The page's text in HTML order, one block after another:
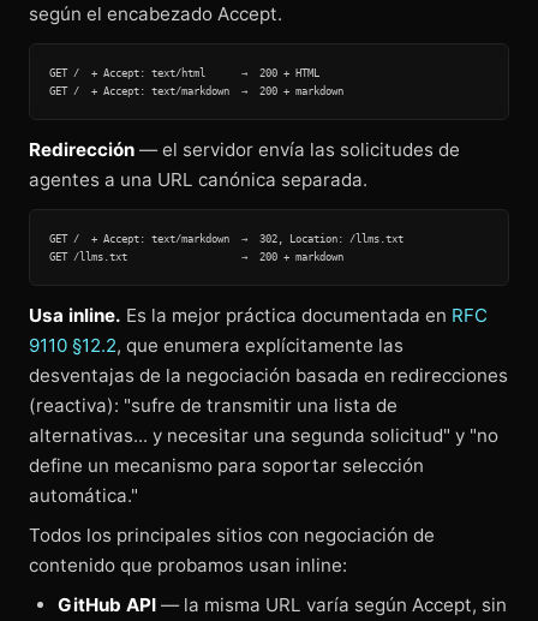
según el encabezado Accept.
GET /  + Accept: text/html      →  200 + HTML
Redirección — el servidor envía las solicitudes de
agentes a una URL canónica separada.
GET /  + Accept: text/markdown  →  302, Location: /llms.txt
Usa inline. Es la mejor práctica documentada en RFC
9110 §12.2, que enumera explícitamente las
desventajas de la negociación basada en redirecciones
(reactiva): "sufre de transmitir una lista de
alternativas... y necesitar una segunda solicitud" y "no
define un mecanismo para soportar selección
automática."
Todos los principales sitios con negociación de
contenido que probamos usan inline:
GitHub API — la misma URL varía según Accept, sin